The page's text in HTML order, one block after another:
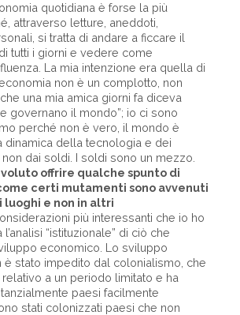
quotidiana è forse la più
attraverso letture, aneddoti,
si tratta di andare a ficcare il
tutti i giorni e vedere come
La mia intenzione era quella di
non è un complotto, non
una mia amica giorni fa diceva
governano il mondo”; io ci sono
perché non è vero, il mondo è
dinamica della tecnologia e dei
dai soldi. I soldi sono un mezzo.
offrire qualche spunto di
certi mutamenti sono avvenuti
e non in altri
più interessanti che io ho
“istituzionale” di ciò che
economico. Lo sviluppo
è stato impedito dal colonialismo, che
a un periodo limitato e ha
paesi facilmente
stati colonizzati paesi che non